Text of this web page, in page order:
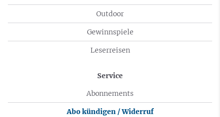
Outdoor
Gewinnspiele
Leserreisen
Service
Abonnements
Abo kündigen / Widerruf